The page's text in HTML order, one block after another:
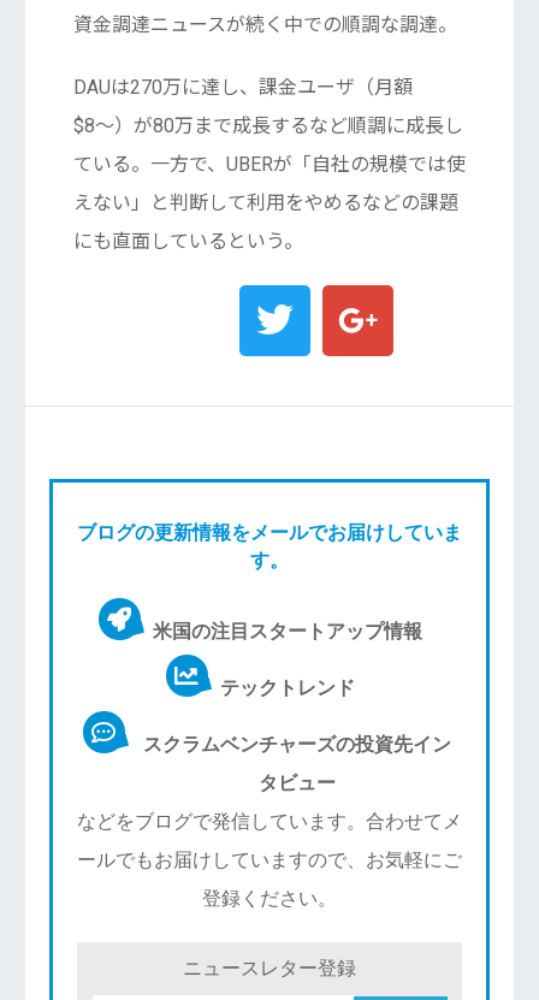
資金調達ニュースが続く中での順調な調達。
DAUは270万に達し、課金ユーザ（月額
$8〜）が80万まで成長するなど順調に成長し
ている。一方で、UBERが「自社の規模では使
えない」と判断して利用をやめるなどの課題
にも直面しているという。
ブログの更新情報をメールでお届けしていま
す。
米国の注目スタートアップ情報
テックトレンド
スクラムベンチャーズの投資先イン
タビュー
などをブログで発信しています。合わせてメ
ールでもお届けしていますので、お気軽にご
登録ください。
ニュースレター登録